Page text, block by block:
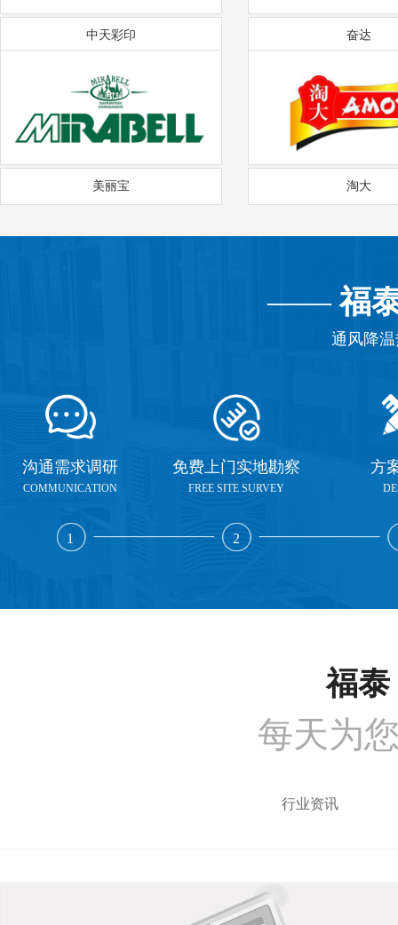
中天彩印 奋达
美丽宝 淘大
——福
通风降
沟通需求调研
COMMUNICATION
1
免费上门实地勘察
FREE SITE SURVEY
2
方
福泰
每天为
行业资讯
蒸发冷空调适用于哪些